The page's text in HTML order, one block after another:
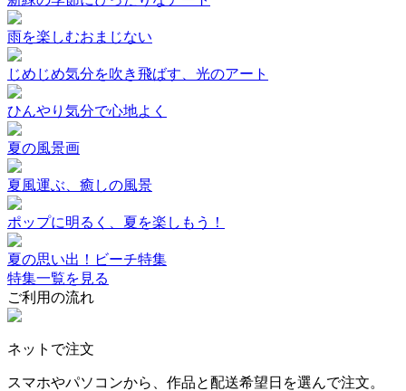
雨を楽しむおまじない
じめじめ気分を吹き飛ばす、光のアート
ひんやり気分で心地よく
夏の風景画
夏風運ぶ、癒しの風景
ポップに明るく、夏を楽しもう！
夏の思い出！ビーチ特集
特集一覧を見る
ご利用の流れ
ネットで注文
スマホやパソコンから、作品と配送希望日を選んで注文。